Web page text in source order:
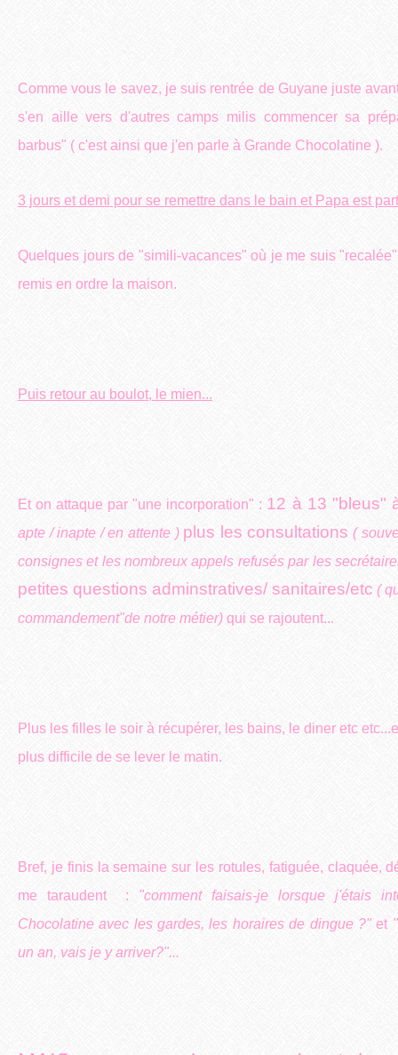
Comme vous le savez, je suis rentrée de Guyane juste
s'en aille vers d'autres camps milis commencer sa
barbus" ( c'est ainsi que j'en parle à Grande Chocolatine ).
3 jours et demi pour se remettre dans le bain et Papa est
Quelques jours de "simili-vacances" où je me suis
remis en ordre la maison.
Puis retour au boulot, le mien...
Et on attaque par "une incorporation" : 12 à 13 "bleus"
apte / inapte / en attente ) plus les consultations (
consignes et les nombreux appels refusés par les
petites questions adminstratives/ sanitaires/etc (
commandement"de notre métier) qui se rajoutent...
Plus les filles le soir à récupérer, les bains, le diner etc
plus difficile de se lever le matin.
Bref, je finis la semaine sur les rotules, fatiguée, claquée,
me taraudent : "comment faisais-je lorsque j'étais
Chocolatine avec les gardes, les horaires de dingue ?"et
un an, vais je y arriver?"...